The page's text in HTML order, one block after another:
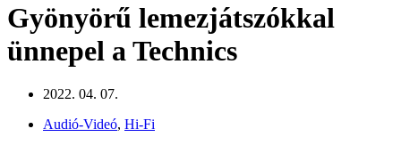
Gyönyörű lemezjátszókkal
ünnepel a Technics
2022. 04. 07.
Audió-Videó, Hi-Fi